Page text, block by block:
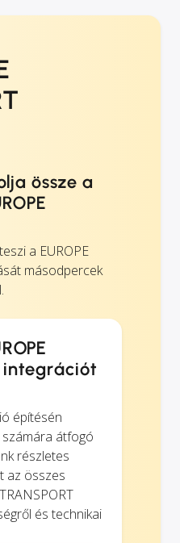
össze a
a EUROPE
másodpercek
integrációt
építésén
átfogó
részletes
az összes
és technikai